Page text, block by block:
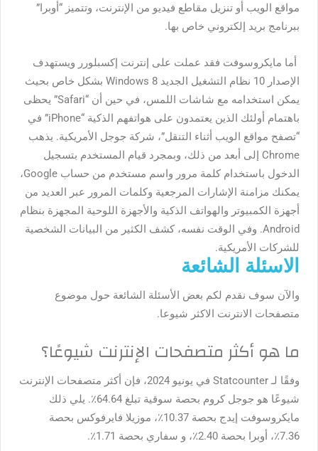
مواقع الويب أو تنزيل مقاطع فيديو من الإنترنت، وتتميز “أوبرا”
ببرنامج بريد إلكتروني خاص بها.
أما مايكروسوفت فقد عملت على إنترنت إكسبلورر ويستهدف
الإصدار 10 نظام التشغيل الجديد Windows 8 بشكل خاص بحيث
يمكن استخدامه مع شاشات اللمس، في حين أن “Safari” يحظى
باهتمام أولئك الذين يعتمدون على هواتفهم الذكية “iPhone” في
“تصفح مواقع الويب أثناء التنقل”، شركة جوجل الأمريكية. يذهب
Chrome إلى أبعد من ذلك، وبمجرد قيام المستخدم بتسجيل
الدخول باستخدام كلمة مرور واسم مستخدم من حساب Google،
يمكنك مزامنة الإشارات المرجعية وكلمات المرور عبر العديد من
أجهزة الكمبيوتر والهواتف الذكية والأجهزة اللوحية المجهزة بنظام
Android. وفي الوقت نفسه، كشف الكثير من البيانات الشخصية
للشركات الأمريكية.
الاسئلة الشائعة
والآن سوف نقدم لكم بعض الأسئلة الشائعة حول موضوع
متصفحات الانترنت الاكثر شيوعا.
ما هو أكثر متصفحات الإنترنت شيوعًا؟
وفقًا لـ Statcounter في يونيو 2024، فإن أكثر متصفحات الإنترنت
شيوعًا هو جوجل كروم بحصة سوقية تبلغ 64.64٪. يلي ذلك
مايكروسوفت إيدج بحصة 10.37٪، موزيلا فايرفوكس بحصة
7.36٪، أوبرا بحصة 2.40٪، و سفاري بحصة 1.71٪.